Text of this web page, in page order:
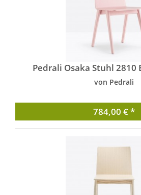
Pedrali Osaka Stuhl 2810
von Pedrali
784,00 € *